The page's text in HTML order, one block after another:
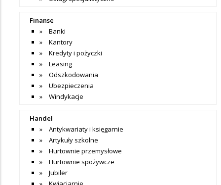
Finanse
Banki
Kantory
Kredyty i pożyczki
Leasing
Odszkodowania
Ubezpieczenia
Windykacje
Handel
Antykwariaty i księgarnie
Artykuły szkolne
Hurtownie przemysłowe
Hurtownie spożywcze
Jubiler